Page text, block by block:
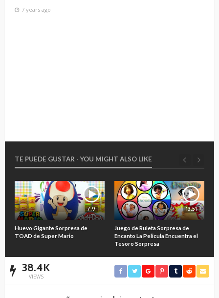
7 years ago
TE PUEDE GUSTAR - YOU MIGHT ALSO LIKE
7:9
Huevo Gigante Sorpresa de
TOAD de Super Mario
13:51
Juego de Ruleta Sorpresa de
Encanto La Pelicula Encuentra el
Tesoro Sorpresa
38.4K
VIEWS